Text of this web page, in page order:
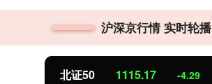
沪深京行情 实时轮播
北证50 1115.17 -4.29